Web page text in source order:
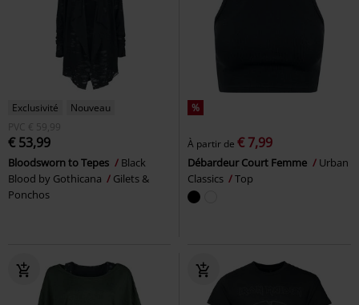
Exclusivité
Nouveau
PVC € 59,99
€ 53,99
Bloodsworn to Tepes
Black
Blood by Gothicana
Gilets &
Ponchos
%
À partir de € 7,99
Débardeur Court Femme
Urban
Classics
Top